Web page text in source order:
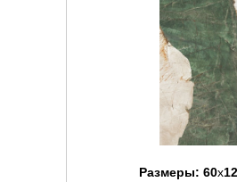
Размеры: 60x